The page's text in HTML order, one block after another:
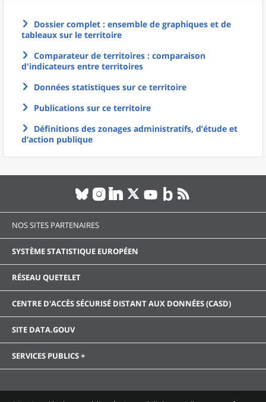
Dossier complet : ensemble de graphiques et de
tableaux sur le territoire
Comparateur de territoires : comparaison
d'indicateurs entre territoires
Données statistiques sur ce territoire
Publications sur ce territoire
Définitions des zonages administratifs, d’étude et
d’action publique
NOS SITES PARTENAIRES
SYSTÈME STATISTIQUE EUROPÉEN
RÉSEAU QUETELET
CENTRE D'ACCÈS SÉCURISÉ DISTANT AUX DONNÉES (CASD)
SITE DATA.GOUV
SERVICES PUBLICS +